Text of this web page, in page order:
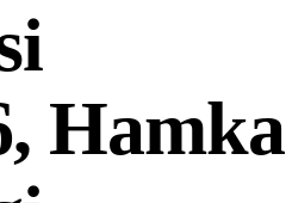
Hamka